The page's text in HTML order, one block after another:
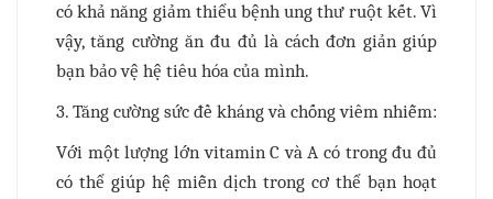
có khả năng giảm thiểu bệnh ung thư ruột kết. Vì
vậy, tăng cường ăn đu đủ là cách đơn giản giúp
bạn bảo vệ hệ tiêu hóa của mình.
3. Tăng cường sức đề kháng và chống viêm nhiễm:
Với một lượng lớn vitamin C và A có trong đu đủ
có thể giúp hệ miễn dịch trong cơ thể bạn hoạt